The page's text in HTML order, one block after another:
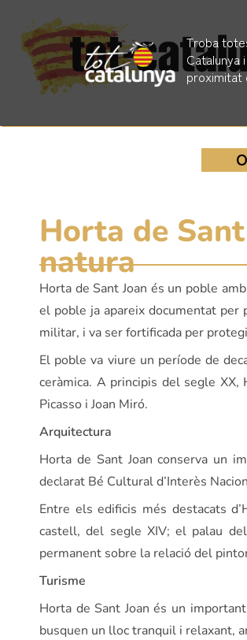
Troba
Catalunya
proximitat
Horta de
natura
Horta de Sant Joan és un poble
el poble ja apareix documentat per
militar, i va ser fortificada per
El poble va viure un període de
ceràmica. A principis del segle
Picasso i Joan Miró.
Arquitectura
Horta de Sant Joan conserva un
declarat Bé Cultural d’Interès
Entre els edificis més destacats
castell, del segle XIV; el palau
permanent sobre la relació del
Turisme
Horta de Sant Joan és un
busquen un lloc tranquil i relaxant,